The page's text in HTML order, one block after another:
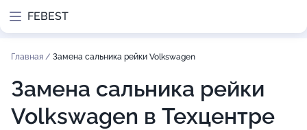
FEBEST
Главная / Замена сальника рейки Volkswagen
Замена сальника рейки
Volkswagen в Техцентре